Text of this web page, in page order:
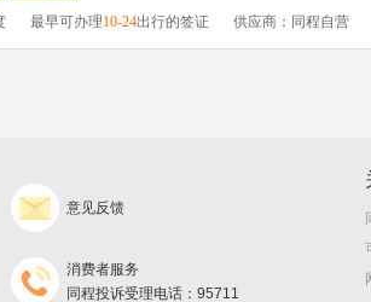
最早可办理10-24出行的签证 供应商：同程自营
意见反馈
消费者服务
同程投诉受理电话：95711